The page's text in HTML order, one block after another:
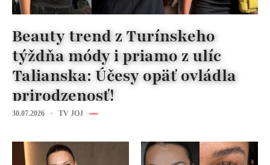
Beauty trend z Turínskeho
týždňa módy i priamo z ulíc
Talianska: Účesy opäť ovládla
prirodzenosť!
30.07.2026 TV JOJ